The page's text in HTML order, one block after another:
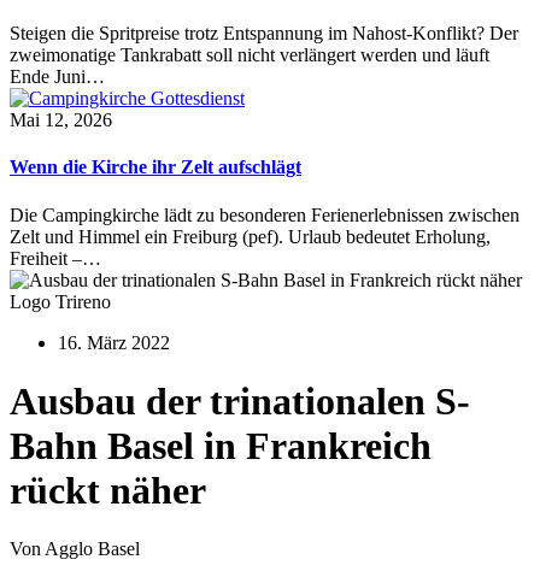
Steigen die Spritpreise trotz Entspannung im Nahost-Konflikt? Der
zweimonatige Tankrabatt soll nicht verlängert werden und läuft
Ende Juni…
Mai 12, 2026
Wenn die Kirche ihr Zelt aufschlägt
Die Campingkirche lädt zu besonderen Ferienerlebnissen zwischen
Zelt und Himmel ein Freiburg (pef). Urlaub bedeutet Erholung,
Freiheit –…
Logo Trireno
16. März 2022
Ausbau der trinationalen S-
Bahn Basel in Frankreich
rückt näher
Von Agglo Basel